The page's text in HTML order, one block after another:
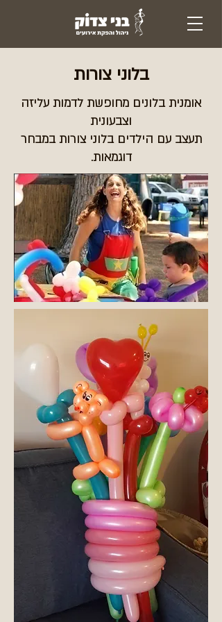
בלוני צורות
אומנית בלונים מחופשת לדמות עליזה
וצבעונית
תעצב עם הילדים בלוני צורות במבחר
דוגמאות.